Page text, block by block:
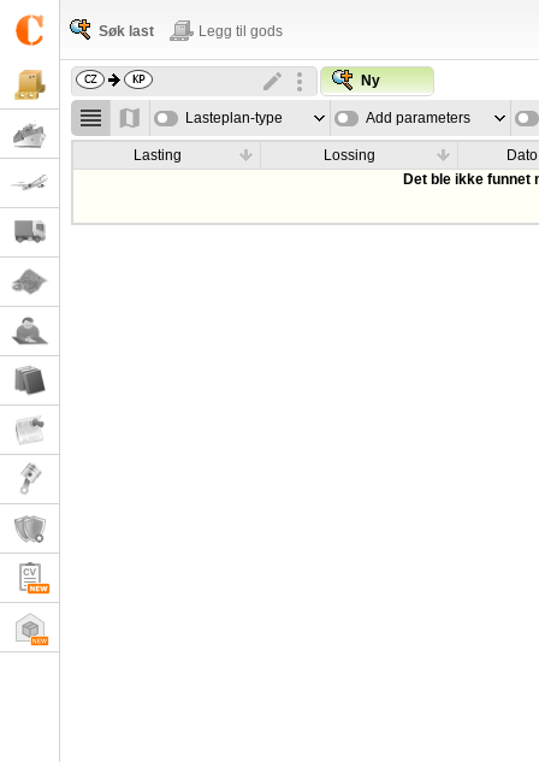
Søk last Legg til gods
Ny
Lasteplan-type Add parameters
Lasting Lossing
Dato
Det ble ikke funnet